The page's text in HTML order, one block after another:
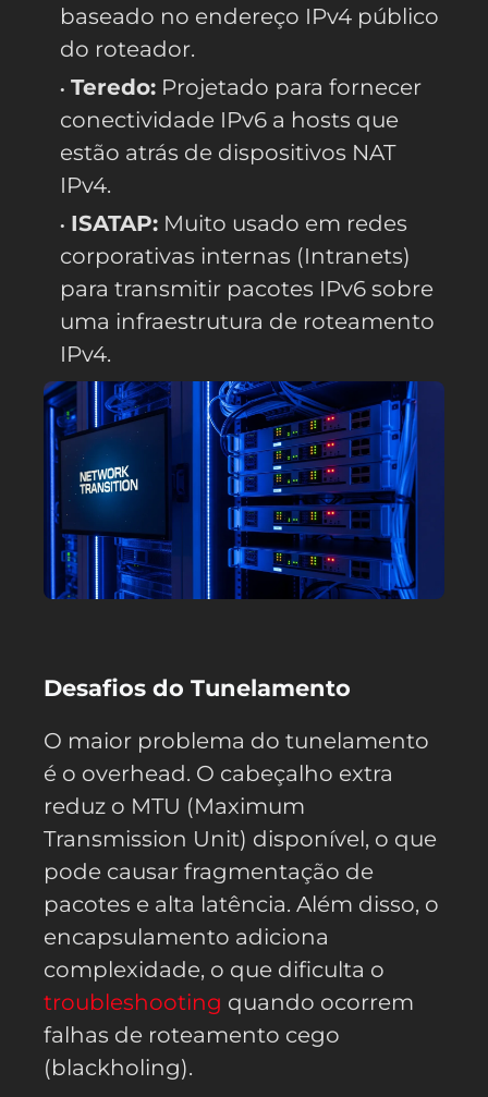
baseado no endereço IPv4 público
do roteador.
Teredo: Projetado para fornecer
conectividade IPv6 a hosts que
estão atrás de dispositivos NAT
IPv4.
ISATAP: Muito usado em redes
corporativas internas (Intranets)
para transmitir pacotes IPv6 sobre
uma infraestrutura de roteamento
IPv4.
Desafios do Tunelamento
O maior problema do tunelamento
é o overhead. O cabeçalho extra
reduz o MTU (Maximum
Transmission Unit) disponível, o que
pode causar fragmentação de
pacotes e alta latência. Além disso, o
encapsulamento adiciona
complexidade, o que dificulta o
troubleshooting quando ocorrem
falhas de roteamento cego
(blackholing).